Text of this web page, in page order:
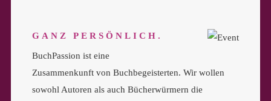
GANZ PERSÖNLICH.
BuchPassion ist eine
Zusammenkunft von Buchbegeisterten. Wir wollen
sowohl Autoren als auch Bücherwürmern die